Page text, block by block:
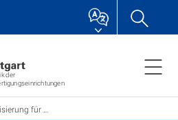
der
innovative Steuerung und Automation